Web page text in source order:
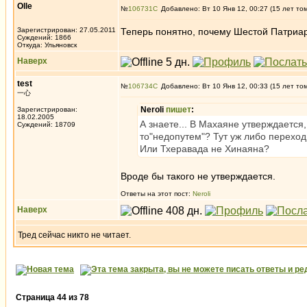
Olle
Зарегистрирован: 27.05.2011
Суждений: 1866
Откуда: Ульяновск
№106731 Добавлено: Вт 10 Янв 12, 00:27 (15 лет
Теперь понятно, почему Шестой
Наверх
test
一心
Зарегистрирован:
18.02.2005
Суждений: 18709
№106734 Добавлено: Вт 10 Янв 12, 00:33 (15 лет
Neroli пишет:
А знаете... В Махаяне
то"недопутем"? Тут уж либо
Или Тхеравада не Хинаяна?
Вроде бы такого не утверждается.
Ответы на этот пост: Neroli
Наверх
Тред сейчас никто не читает.
Страница 44 из 78